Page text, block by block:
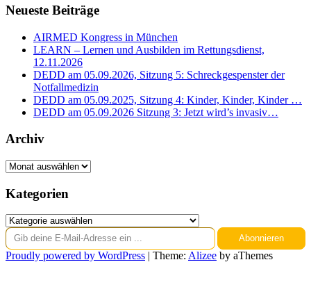
Neueste Beiträge
AIRMED Kongress in München
LEARN – Lernen und Ausbilden im Rettungsdienst,
12.11.2026
DEDD am 05.09.2026, Sitzung 5: Schreckgespenster der
Notfallmedizin
DEDD am 05.09.2025, Sitzung 4: Kinder, Kinder, Kinder …
DEDD am 05.09.2026 Sitzung 3: Jetzt wird’s invasiv…
Archiv
Archiv
Kategorien
Kategorien
Gib deine E-Mail-Adresse ein ...
Abonnieren
Proudly powered by WordPress | Theme: Alizee by aThemes